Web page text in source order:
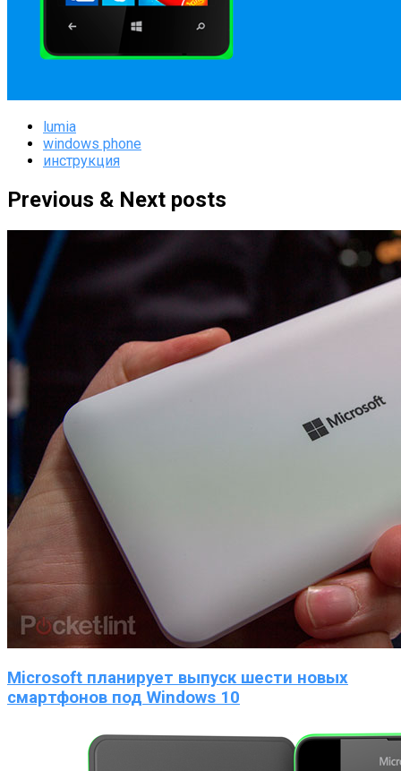
lumia
windows phone
инструкция
Previous & Next posts
Microsoft планирует выпуск шести новых
смартфонов под Windows 10